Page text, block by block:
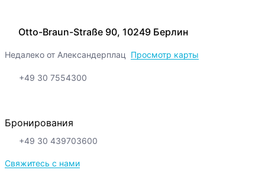
Otto-Braun-Straße 90, 10249 Берлин
Недалеко от Александерплац Просмотр карты
+49 30 7554300
Бронирования
+49 30 439703600
Свяжитесь с нами